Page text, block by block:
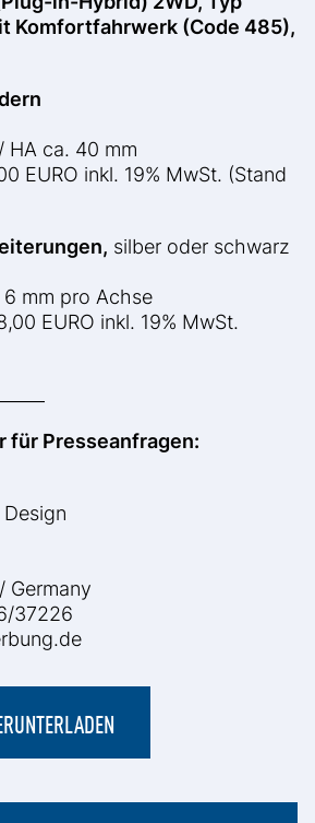
Komfortfahrwerk (Code 485),
HA ca. 40 mm
EURO inkl. 19% MwSt. (Stand
silber oder schwarz
mm pro Achse
EURO inkl. 19% MwSt.
für Presseanfragen:
Germany
37226